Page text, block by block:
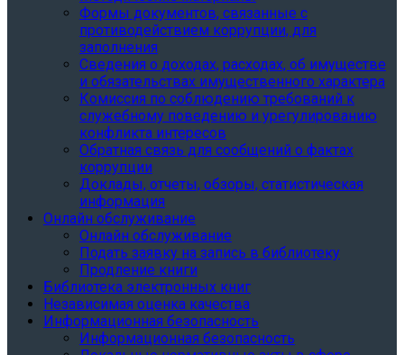
Формы документов, связанные с
противодействием коррупции, для
заполнения
Сведения о доходах, расходах, об имуществе
и обязательствах имущественного характера
Комиссия по соблюдению требований к
служебному поведению и урегулированию
конфликта интересов
Обратная связь для сообщений о фактах
коррупции
Доклады, отчеты, обзоры, статистическая
информация
Онлайн обслуживание
Онлайн обслуживание
Подать заявку на запись в библиотеку
Продление книги
Библиотека электронных книг
Независимая оценка качества
Информационная безопасность
Информационная безопасность